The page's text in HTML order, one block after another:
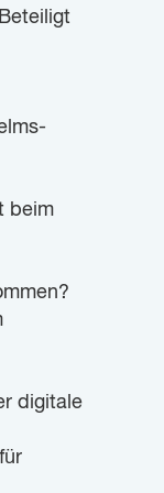
beim
digitale